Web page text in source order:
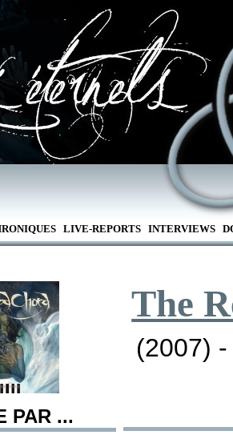
LIVE-REPORTS INTERVIEWS
PAR ...
The
(2007)